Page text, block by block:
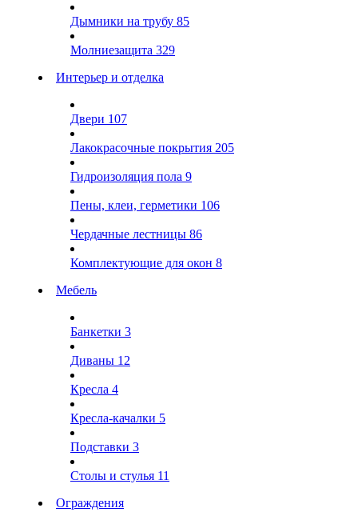
Дымники на трубу 85
Молниезащита 329
Интерьер и отделка
Двери 107
Лакокрасочные покрытия 205
Гидроизоляция пола 9
Пены, клеи, герметики 106
Чердачные лестницы 86
Комплектующие для окон 8
Мебель
Банкетки 3
Диваны 12
Кресла 4
Кресла-качалки 5
Подставки 3
Столы и стулья 11
Ограждения